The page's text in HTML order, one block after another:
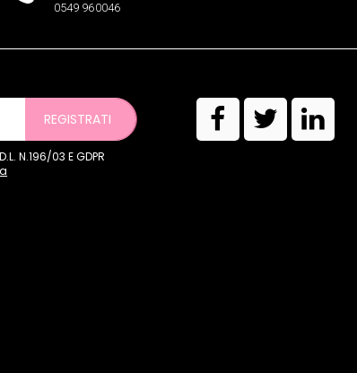
0549 960046
REGISTRATI
N.196/03 E GDPR